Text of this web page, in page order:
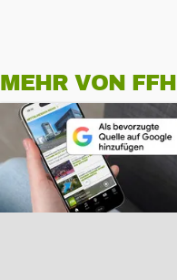
MEHR VON FFH